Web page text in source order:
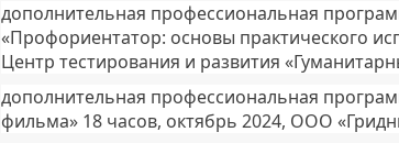
дополнительная профессиональная
«Профориентатор: основы практического
Центр тестирования и развития
дополнительная профессиональная
фильма» 18 часов, октябрь 2024, ООО